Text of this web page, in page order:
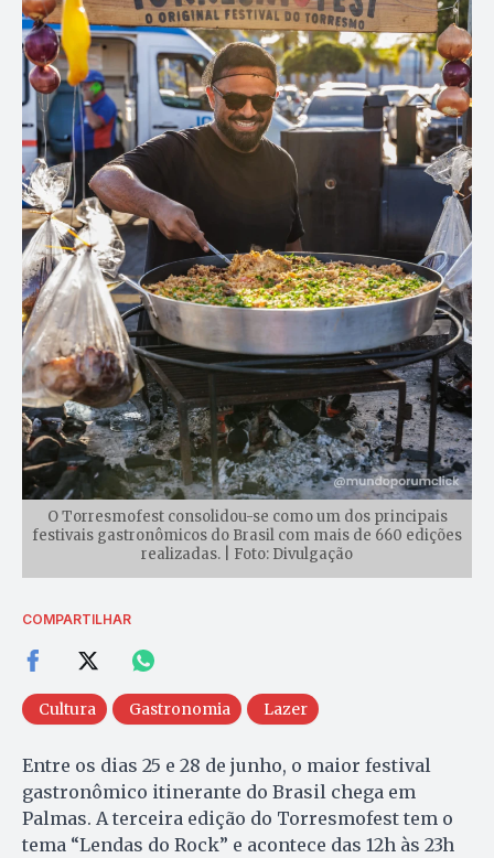
O Torresmofest consolidou-se como um dos principais
festivais gastronômicos do Brasil com mais de 660 edições
realizadas. | Foto: Divulgação
COMPARTILHAR
Cultura Gastronomia Lazer
Entre os dias 25 e 28 de junho, o maior festival
gastronômico itinerante do Brasil chega em
Palmas. A terceira edição do Torresmofest tem o
tema “Lendas do Rock” e acontece das 12h às 23h